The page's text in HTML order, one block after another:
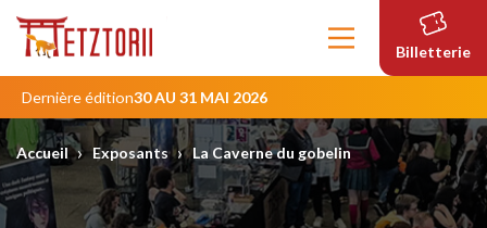
Contenu
principal
Billetterie
Dernière édition30 AU 31 MAI 2026
Accueil › Exposants › La Caverne du gobelin